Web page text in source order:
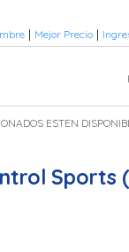
| Mejor Precio |
ESTEN
Sports